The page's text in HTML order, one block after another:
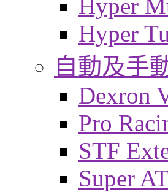
Hyper
Hyper
自動及手
Dexron
Pro
STF
Super